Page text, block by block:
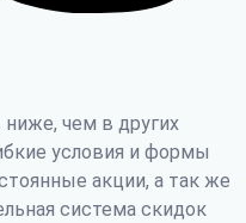
чем в других
условия и формы
акции, а так же
система скидок